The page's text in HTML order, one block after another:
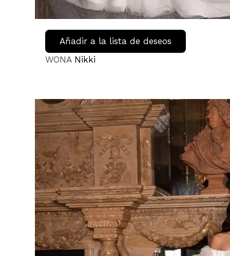
Añadir a la lista de deseos
WONA Nikki